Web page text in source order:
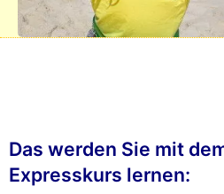
Das werden Sie mit
Expresskurs lernen: